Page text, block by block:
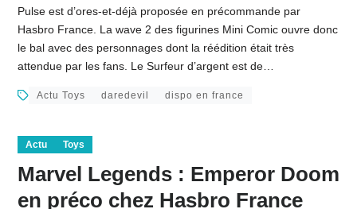
Pulse est d’ores-et-déjà proposée en précommande par
Hasbro France. La wave 2 des figurines Mini Comic ouvre donc
le bal avec des personnages dont la réédition était très
attendue par les fans. Le Surfeur d’argent est de…
Actu Toys daredevil dispo en france
Actu Toys
Marvel Legends : Emperor Doom
en préco chez Hasbro France